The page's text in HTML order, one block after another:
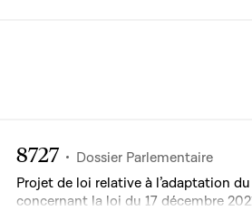
8727 Dossier Parlementaire
Projet de loi relative à l’adaptation
concernant la loi du 17 décembre